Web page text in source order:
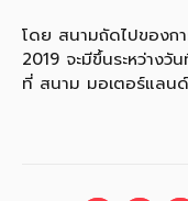
โดย สนามถัดไปของก
2019 จะมีขึ้นระหว่างวั
ที่ สนาม มอเตอร์แลน